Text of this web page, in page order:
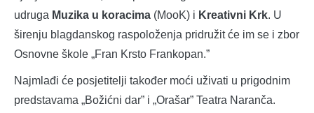
udruga Muzika u koracima (MooK) i Kreativni Krk. U
širenju blagdanskog raspoloženja pridružit će im se i zbor
Osnovne škole „Fran Krsto Frankopan.”
Najmlađi će posjetitelji također moći uživati u prigodnim
predstavama „Božićni dar” i „Orašar” Teatra Naranča.